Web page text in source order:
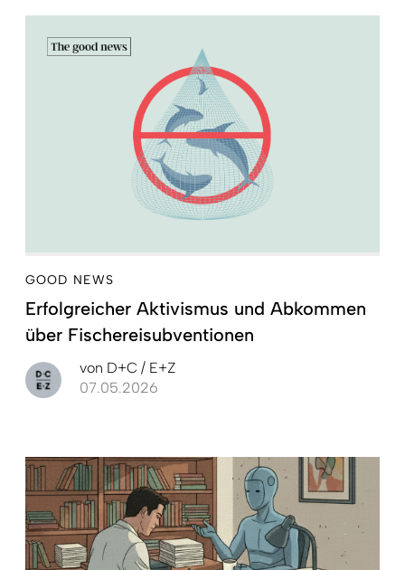
GOOD NEWS
Erfolgreicher Aktivismus und Abkommen
über Fischereisubventionen
von D+C / E+Z
07.05.2026